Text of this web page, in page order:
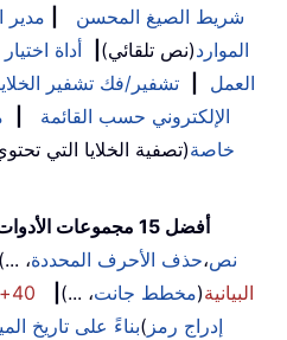
شريط الصيغ المحسن
مدير
الموارد(نص تلقائي) أداة اختيار
العمل
تشفير/فك تشفير
الإلكتروني حسب القائمة
خاصة(تصفية الخلايا التي
أفضل 15 مجموعات الأدوات
نص،حذف الأحرف المحددة، ...)
البيانية(مخطط جانت، ...) 40+ صيغ
بناءً على تاريخ( إدراج رمز